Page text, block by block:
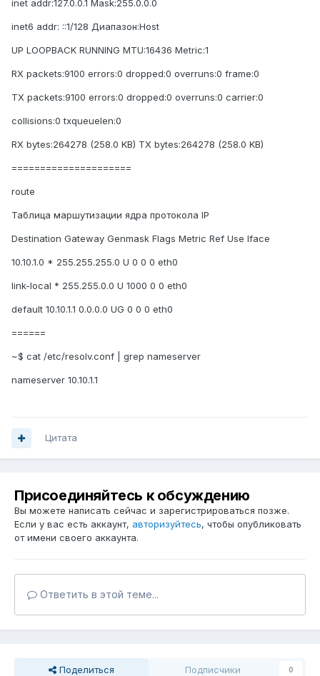
inet addr:127.0.0.1 Mask:255.0.0.0
inet6 addr: ::1/128 Диапазон:Host
UP LOOPBACK RUNNING MTU:16436 Metric:1
RX packets:9100 errors:0 dropped:0 overruns:0 frame:0
TX packets:9100 errors:0 dropped:0 overruns:0 carrier:0
collisions:0 txqueuelen:0
RX bytes:264278 (258.0 KB) TX bytes:264278 (258.0 KB)
=====================
route
Таблица маршутизации ядра протокола IP
Destination Gateway Genmask Flags Metric Ref Use Iface
10.10.1.0 * 255.255.255.0 U 0 0 0 eth0
link-local * 255.255.0.0 U 1000 0 0 eth0
default 10.10.1.1 0.0.0.0 UG 0 0 0 eth0
======
~$ cat /etc/resolv.conf | grep nameserver
nameserver 10.10.1.1
Цитата
Присоединяйтесь к обсуждению
Вы можете написать сейчас и зарегистрироваться позже.
Если у вас есть аккаунт, авторизуйтесь, чтобы опубликовать
от имени своего аккаунта.
Ответить в этой теме...
Поделиться Подписчики 0